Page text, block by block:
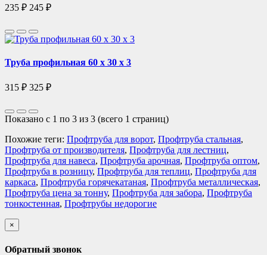
235 ₽ 245 ₽
Труба профильная 60 х 30 х 3
315 ₽ 325 ₽
Показано с 1 по 3 из 3 (всего 1 страниц)
Похожие теги: Профтруба для ворот, Профтруба стальная,
Профтруба от производителя, Профтруба для лестниц,
Профтруба для навеса, Профтруба арочная, Профтруба оптом,
Профтруба в розницу, Профтруба для теплиц, Профтруба для
каркаса, Профтруба горячекатаная, Профтруба металлическая,
Профтруба цена за тонну, Профтруба для забора, Профтруба
тонкостенная, Профтрубы недорогие
×
Обратный звонок